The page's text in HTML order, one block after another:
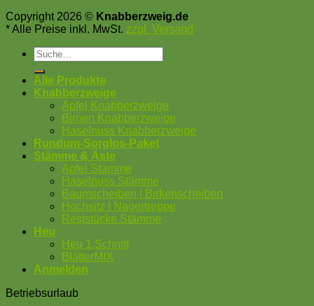
Copyright 2026 © Knabberzweig.de
* Alle Preise inkl. MwSt. zzgl. Versand
Suche
nach:
Alle Produkte
Knabberzweige
Apfel Knabberzweige
Birnen Knabberzweige
Haselnuss Knabberzweige
Rundum-Sorglos-Paket
Stämme & Äste
Apfel Stämme
Haselnuss Stämme
Baumscheiben | Birkenscheiben
Hochsitz | Nagertreppe
Reststücke Stämme
Heu
Heu 1.Schnitt
BlätterMIX
Anmelden
Betriebsurlaub